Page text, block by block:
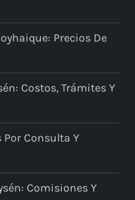
Precios De
Costos, Trámites Y
Por Consulta Y
Comisiones Y